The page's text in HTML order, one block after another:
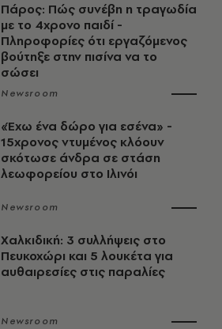
Πάρος: Πώς συνέβη η τραγωδία
με το 4χρονο παιδί -
Πληροφορίες ότι εργαζόμενος
βούτηξε στην πισίνα να το
σώσει
Newsroom
«Έχω ένα δώρο για εσένα» -
15χρονος ντυμένος κλόουν
σκότωσε άνδρα σε στάση
λεωφορείου στο Ιλινόι
Newsroom
Χαλκιδική: 3 συλλήψεις στο
Πευκοχώρι και 5 λουκέτα για
αυθαιρεσίες στις παραλίες
Newsroom